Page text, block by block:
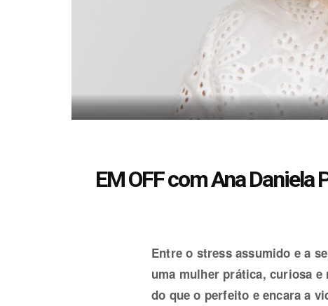
EM OFF com Ana
Entre o stress assumido e a
uma mulher prática, curiosa
do que o perfeito e encara a